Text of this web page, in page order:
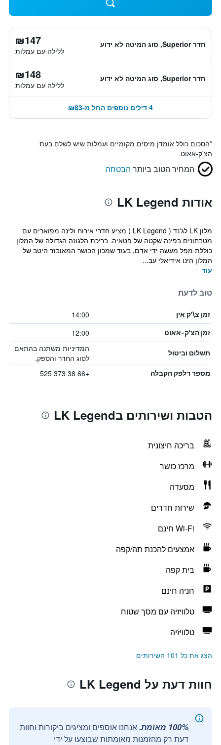
חדר Superior, סוג המיטה לא ידוע ₪147
ללילה עם עמלות
חדר Superior, סוג המיטה לא ידוע ₪148
ללילה עם עמלות
4 דילים נוספים החל מ-₪83
*הסכום כולל אומדן מיסים מקומיים ועמלות שיש לשלם בעת
הצ'ק-אאוט.
המחיר הטוב ביותר הבטחה
אודות LK Legend
מלון LK לג'נד ( LK Legend ) מציע חדרי אירוח ולינה מפוארים עם
מטבחונים בפינה שקטה של ​​פטאיה. בריכת הלגונה הגדולה של המלון
כוללת מפל מעשה ידי אדם, בעוד שמכון הכושר המאובזר היטב של
המלון הינו אידיאלי עב...
עוד
טוב לדעת
זמן צ\'ק אין 14:00
זמן הצ'ק-אאוט 12:00
תשלום וביטול
המדיניות משתנה בהתאם
לסוג החדר והספק.
מספר דלפק הקבלה +66 38 373 525
הטבות ושירותים בLK Legend
בריכה חיצונית
מרכז כושר
מסעדה
שירות חדרים
Wi-Fi חינם
אמצעים להכנת תה/קפה
בית קפה
חניה חינם
טלוויזיה עם מסך שטוח
טלוויזיה
הצג את כל 101 השירותים
חוות דעת על LK Legend
100% מאומת.
אנחנו אוספים ומציגים ביקורות וחוות
דעת רק מהזמנות מאומתות שבוצעו על ידי